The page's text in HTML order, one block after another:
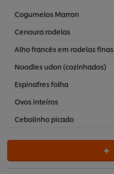
Cogumelos Marron
Cenoura rodelas
Alho francês em rodelas finas
Noodles udon (cozinhados)
Espinafres folha
Ovos inteiros
Cebolinho picado